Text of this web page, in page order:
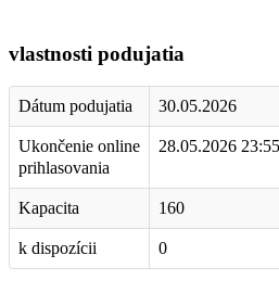
vlastnosti podujatia
Dátum podujatia 30.05.2026
Ukončenie online
prihlasovania
28.05.2026 23:55
Kapacita 160
k dispozícii 0